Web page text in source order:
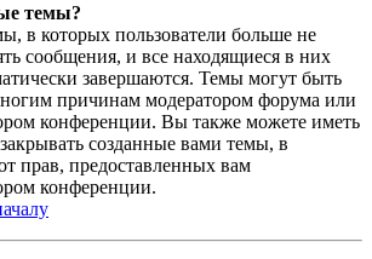
темы?
в которых пользователи больше не
сообщения, и все находящиеся в них
завершаются. Темы могут быть
причинам модератором форума или
конференции. Вы также можете иметь
созданные вами темы, в
прав, предоставленных вам
конференции.